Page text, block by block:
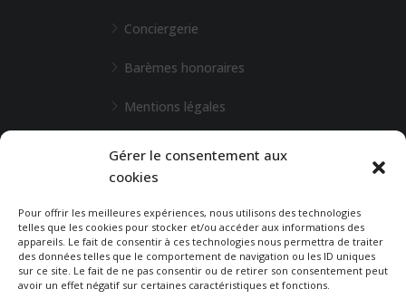
Gérer le consentement aux
cookies
Pour offrir les meilleures expériences, nous utilisons des technologies
telles que les cookies pour stocker et/ou accéder aux informations des
appareils. Le fait de consentir à ces technologies nous permettra de traiter
des données telles que le comportement de navigation ou les ID uniques
sur ce site. Le fait de ne pas consentir ou de retirer son consentement peut
avoir un effet négatif sur certaines caractéristiques et fonctions.
Conciergerie
Barèmes honoraires
Mentions légales
Une demande particulière ?
CONTACTEZ-NOUS